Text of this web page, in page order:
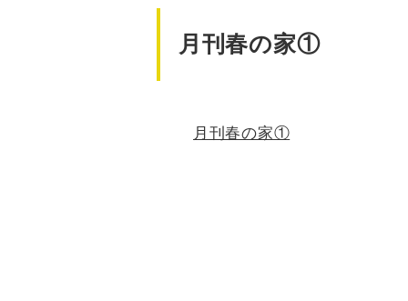
月刊春の家①
月刊春の家①